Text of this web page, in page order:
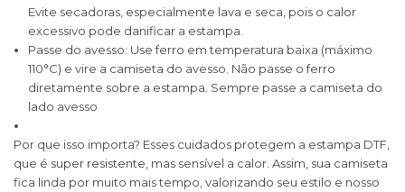
Evite secadoras, especialmente lava e seca, pois o calor
excessivo pode danificar a estampa.
Passe do avesso: Use ferro em temperatura baixa (máximo
110°C) e vire a camiseta do avesso. Não passe o ferro
diretamente sobre a estampa. Sempre passe a camiseta do
lado avesso
Por que isso importa? Esses cuidados protegem a estampa DTF,
que é super resistente, mas sensível a calor. Assim, sua camiseta
fica linda por muito mais tempo, valorizando seu estilo e nosso